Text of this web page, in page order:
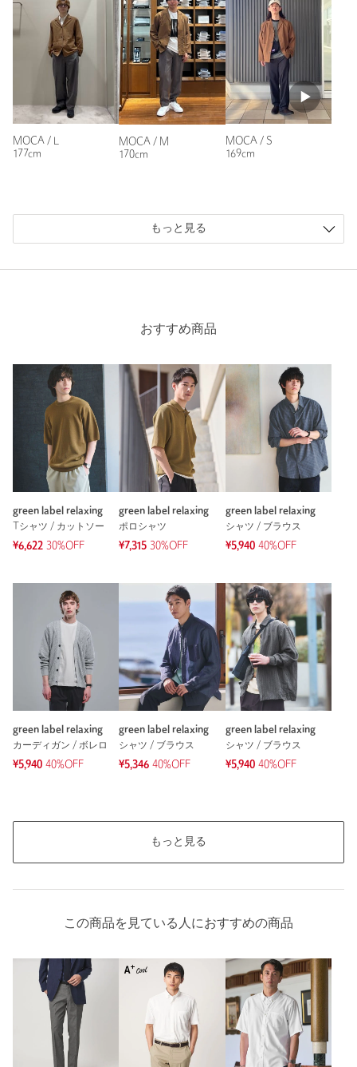
普段の着用サイズ： L
参考になった
※レビューは、個人の主観による感想・体感によるもので、商品の効果や性
能を保証するものではありません。
MOCA / L
177cm
MOCA / M
170cm
MOCA / S
169cm
もっと見る
おすすめ商品
green label relaxing
Tシャツ / カットソー
¥6,622 30%OFF
green label relaxing
ポロシャツ
¥7,315 30%OFF
green label relaxing
シャツ / ブラウス
¥5,940 40%OFF
green label relaxing
カーディガン / ボレロ
¥5,940 40%OFF
green label relaxing
シャツ / ブラウス
¥5,346 40%OFF
green label relaxing
シャツ / ブラウス
¥5,940 40%OFF
もっと見る
この商品を見ている人におすすめの商品